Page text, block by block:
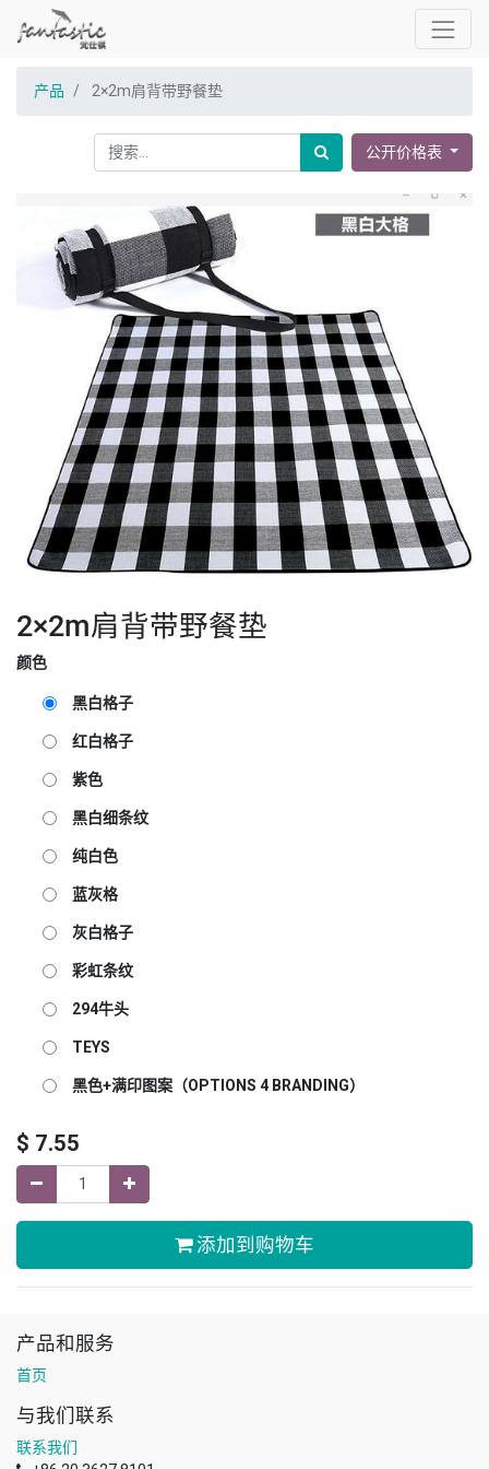
产品 2×2m肩背带野餐垫
公开价格表
2×2m肩背带野餐垫
颜色
黑白格子
红白格子
紫色
黑白细条纹
纯白色
蓝灰格
灰白格子
彩虹条纹
294牛头
TEYS
黑色+满印图案（OPTIONS 4 BRANDING）
$ 7.55
添加到购物车
产品和服务
首页
与我们联系
联系我们